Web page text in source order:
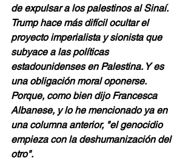
de expulsar a los palestinos al Sinaí.
Trump hace más difícil ocultar el
proyecto imperialista y sionista que
subyace a las políticas
estadounidenses en Palestina. Y es
una obligación moral oponerse.
Porque, como bien dijo Francesca
Albanese, y lo he mencionado ya en
una columna anterior, "el genocidio
empieza con la deshumanización del
otro".